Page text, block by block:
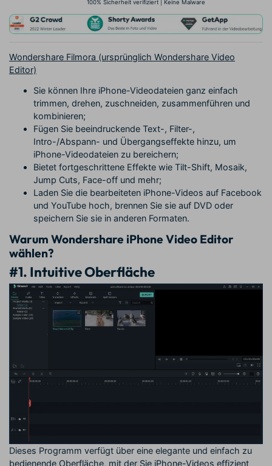
100% Sicherheit verifiziert | Keine Malware
Wondershare Filmora (ursprünglich Wondershare Video
Editor)
Sie können Ihre iPhone-Videodateien ganz einfach
trimmen, drehen, zuschneiden, zusammenführen und
kombinieren;
Fügen Sie beeindruckende Text-, Filter-,
Intro-/Abspann- und Übergangseffekte hinzu, um
iPhone-Videodateien zu bereichern;
Bietet fortgeschrittene Effekte wie Tilt-Shift, Mosaik,
Jump Cuts, Face-off und mehr;
Laden Sie die bearbeiteten iPhone-Videos auf Facebook
und YouTube hoch, brennen Sie sie auf DVD oder
speichern Sie sie in anderen Formaten.
Warum Wondershare iPhone Video Editor
wählen?
#1. Intuitive Oberfläche
Dieses Programm verfügt über eine elegante und einfach zu
bedienende Oberfläche, mit der Sie iPhone-Videos effizient